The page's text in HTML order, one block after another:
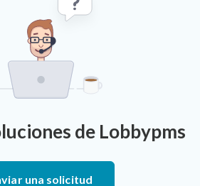
de Lobbypms
una solicitud